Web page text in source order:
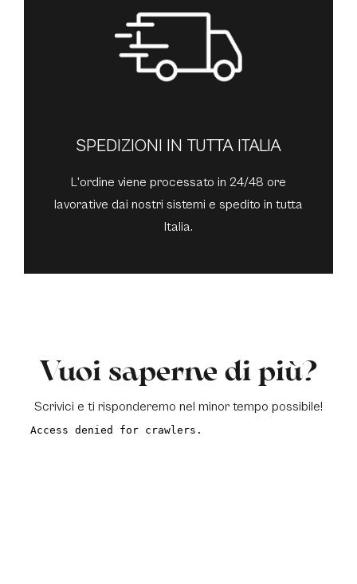
SPEDIZIONI IN TUTTA ITALIA
L'ordine viene processato in 24/48 ore
lavorative dai nostri sistemi e spedito in tutta
Italia.
Vuoi saperne di più?
Scrivici e ti risponderemo nel minor tempo possibile!